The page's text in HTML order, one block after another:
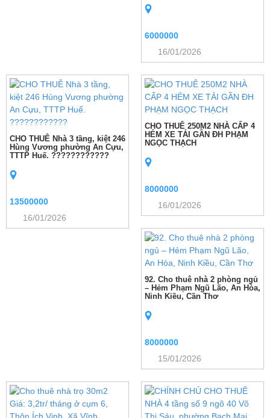
6000000
16/01/2026
CHO THUÊ Nhà 3 tầng, kiệt 246
Hùng Vương phường An Cựu,
TTTP Huế. ????????????
13500000
16/01/2026
CHO THUÊ 250M2 NHÀ CẤP 4
HẺM XE TẢI GẦN ĐH PHẠM
NGỌC THẠCH
8000000
16/01/2026
92. Cho thuê nhà 2 phòng ngủ
– Hẻm Phạm Ngũ Lão, An Hòa,
Ninh Kiều, Cần Thơ
8000000
15/01/2026